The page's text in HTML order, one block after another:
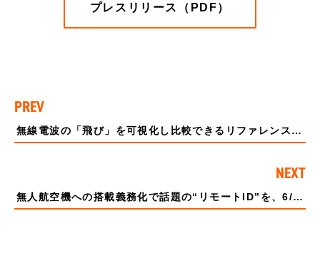
プレスリリース（PDF）
PREV
無線電波の「飛び」を可視化し比較できるリファレンスツール『Bluetooth® 飛び評価キット』を5月24日より販売開始
NEXT
無人航空機への搭載義務化で話題の“リモートID”を、6/21より開催される「Japan Drone 2022」に出展！